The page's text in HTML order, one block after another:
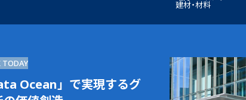
建材・材料
TODAY
Ocean」で実現するグ